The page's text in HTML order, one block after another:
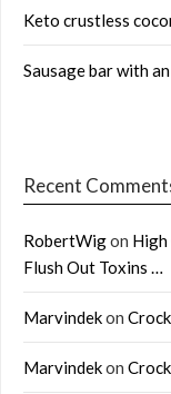
Keto crustless
Sausage bar with
Recent
RobertWigon High
Flush Out Toxins …
Marvindekon
Marvindekon